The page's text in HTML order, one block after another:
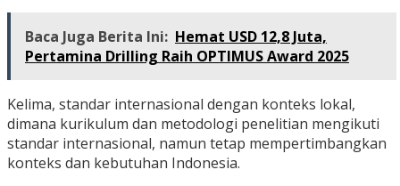
Baca Juga Berita Ini: Hemat USD 12,8 Juta,
Pertamina Drilling Raih OPTIMUS Award 2025
Kelima, standar internasional dengan konteks lokal,
dimana kurikulum dan metodologi penelitian mengikuti
standar internasional, namun tetap mempertimbangkan
konteks dan kebutuhan Indonesia.